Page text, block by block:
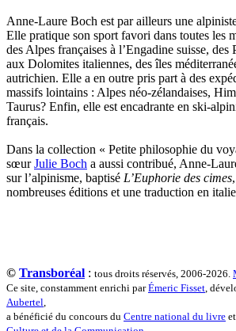
Le Maître Anne
Leblanc Léopoldine
Leblay Julien
Lebrun Alain
Lefèvre David
Lelièvre Olivier
Lemire Olivier
Lodoidamba Chadraabalyn
Loireau Alexis
Loquet Denis
Lutz Philippe
Mathieu Sandra
Miollis Bertrand de
Monchaud Morgan
Anne-Laure Boch est par ailleurs une
Elle pratique son sport favori dans toutes les
des Alpes françaises à l’Engadine suisse, des
aux Dolomites italiennes, des îles
autrichien. Elle a en outre pris part à des
massifs lointains : Alpes néo-zélandaises,
Taurus? Enfin, elle est encadrante en ski-
français.
Dans la collection « Petite philosophie du
sœurJulie Boch a aussi contribué, Anne-
sur l’alpinisme, baptisé L’Euphorie des cimes
nombreuses éditions et une traduction en
© Transboréal : tous droits réservés, 2006-2026.
Ce site, constamment enrichi parÉmeric Fisset ,
Aubertel
a bénéficié du concours du Centre national du livre